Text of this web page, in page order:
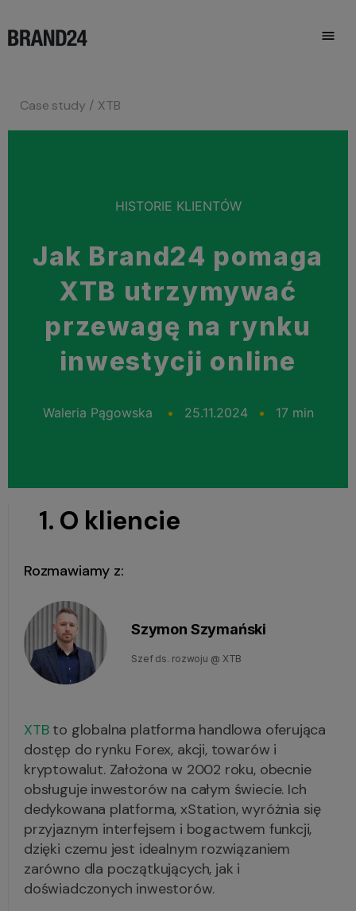
Case study XTB
HISTORIE KLIENTÓW
Jak Brand24 pomaga
XTB utrzymywać
przewagę na rynku
inwestycji online
Waleria Pągowska 25.11.2024 17 min
1. O kliencie
Rozmawiamy z:
Szymon Szymański
Szef ds. rozwoju @ XTB
XTBto globalna platforma handlowa oferująca
dostęp do rynku Forex, akcji, towarów i
kryptowalut. Założona w 2002 roku, obecnie
obsługuje inwestorów na całym świecie. Ich
dedykowana platforma, xStation, wyróżnia się
przyjaznym interfejsem i bogactwem funkcji,
dzięki czemu jest idealnym rozwiązaniem
zarówno dla początkujących, jak i
doświadczonych inwestorów.